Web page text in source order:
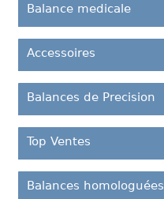
Balance medicale
Accessoires
Balances de Precision
Top Ventes
Balances homologuées